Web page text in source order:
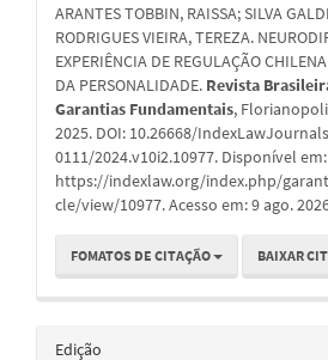
artigo
ARANTES TOBBIN, RAISSA; SILVA
RODRIGUES VIEIRA, TEREZA.
EXPERIÊNCIA DE REGULAÇÃO
DA PERSONALIDADE. Revista
Garantias Fundamentais,
2025. DOI: 10.26668/
0111/2024.v10i2.10977. Disponível em:
https://indexlaw.org/index.php/
cle/view/10977. Acesso em: 9 ago.
FOMATOS DE CITAÇÃO BAIXAR
Edição